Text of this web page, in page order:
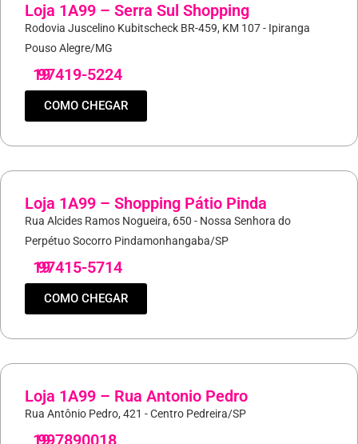
Loja 1A99 – Serra Sul Shopping
Rodovia Juscelino Kubitscheck BR-459, KM 107 - Ipiranga
Pouso Alegre/MG
19
97419-5224
COMO CHEGAR
Loja 1A99 – Shopping Pátio Pinda
Rua Alcides Ramos Nogueira, 650 - Nossa Senhora do
Perpétuo Socorro Pindamonhangaba/SP
19
97415-5714
COMO CHEGAR
Loja 1A99 – Rua Antonio Pedro
Rua Antônio Pedro, 421 - Centro Pedreira/SP
19
997890018